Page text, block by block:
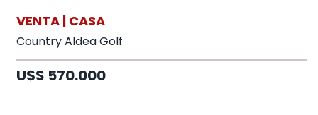
VENTA | CASA
Country Aldea Golf
U$S 570.000